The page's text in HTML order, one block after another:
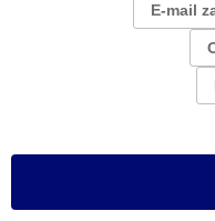
E-mail